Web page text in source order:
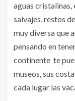
aguas
salvajes, restos
muy diversa que
pensando en
continente te
museos, sus
cada lugar las